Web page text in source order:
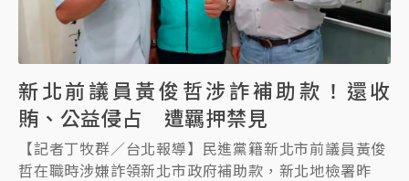
新北前議員黃俊哲涉詐補助款！還收
賄、公益侵占 遭羈押禁見
【記者丁牧群／台北報導】民進黨籍新北市前議員黃俊
哲在職時涉嫌詐領新北市政府補助款，新北地檢署昨